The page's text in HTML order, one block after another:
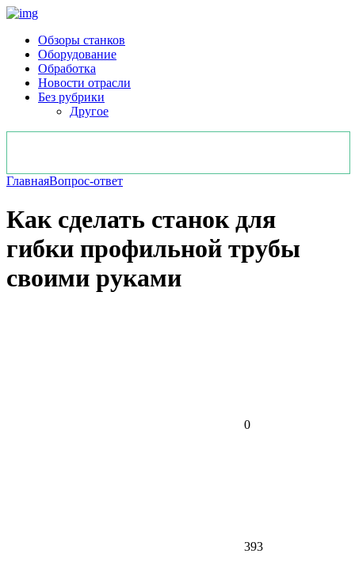
Обзоры станков
Оборудование
Обработка
Новости отрасли
Без рубрики
Другое
ГлавнаяВопрос-ответ
Как сделать станок для
гибки профильной трубы
своими руками
0
393